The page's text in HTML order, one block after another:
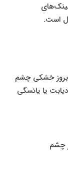
است.
بروز خشکی چشم
یا یائسگی
چشم